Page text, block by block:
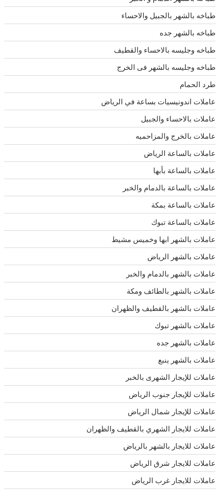
طباخه بالشهر بالجبيل والاحساء
طباخه بالشهر جده
طباخه وجليسه بالاحساء والقطيف
طباخه وجليسه بالشهر فى الخرج
طرد الحمام
عاملات اندونيسيات بساعة في الرياض
عاملات بالاحساء والجبيل
عاملات بالخرج والمزاحميه
عاملات بالساعة الرياض
عاملات بالساعة بأبها
عاملات بالساعة بالدمام والخبر
عاملات بالساعة بمكة
عاملات بالساعة تبوك
عاملات بالشهر ابها وخميس مشيط
عاملات بالشهر الرياض
عاملات بالشهر بالدمام والخبر
عاملات بالشهر بالطائف ومكة
عاملات بالشهر بالقطيف والظهران
عاملات بالشهر تبوك
عاملات بالشهر جده
عاملات بالشهر ينبع
عاملات للإيجار الشهرى بالخبر
عاملات للإيجار جنوب الرياض
عاملات للإيجار شمال الرياض
عاملات للايجار الشهري بالقطيف والظهران
عاملات للايجار بالشهر بالرياض
عاملات للايجار شرق الرياض
عاملات للايجار غرب الرياض